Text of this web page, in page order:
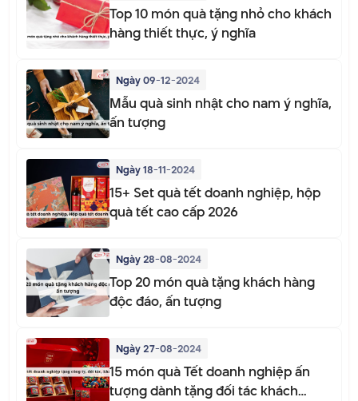
Top 10 món quà tặng nhỏ cho khách
hàng thiết thực, ý nghĩa
Ngày 09-12-2024
Mẫu quà sinh nhật cho nam ý nghĩa,
ấn tượng
Ngày 18-11-2024
15+ Set quà tết doanh nghiệp, hộp
quà tết cao cấp 2026
Ngày 28-08-2024
Top 20 món quà tặng khách hàng
độc đáo, ấn tượng
Ngày 27-08-2024
15 món quà Tết doanh nghiệp ấn
tượng dành tặng đối tác khách